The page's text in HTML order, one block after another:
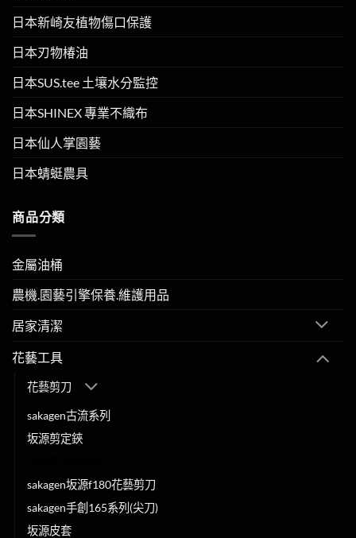
日本新崎友植物傷口保護
日本刃物椿油
日本SUS.tee 土壤水分監控
日本SHINEX 專業不織布
日本仙人掌園藝
日本蜻蜓農具
商品分類
金屬油桶
農機.園藝引擎保養.維護用品
居家清潔
花藝工具
花藝剪刀
sakagen古流系列
坂源剪定鋏
sakagen坂源f180花藝剪刀
sakagen手創165系列(尖刀)
坂源皮套